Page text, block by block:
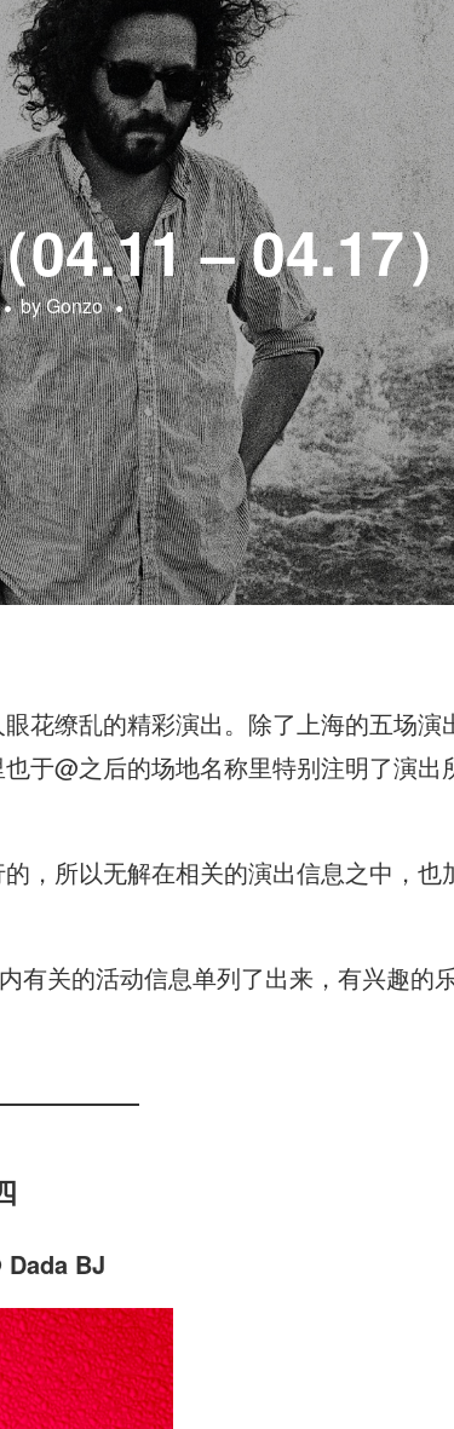
04.11 – 04.17
byGonzo
花缭乱的精彩演出。除了上海的五场演
于@之后的场地名称里特别注明了演出
，所以无解在相关的演出信息之中，也
有关的活动信息单列了出来，有兴趣的
BJ